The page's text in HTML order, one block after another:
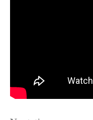
Anunț privind
recrutare pentru ocuparea